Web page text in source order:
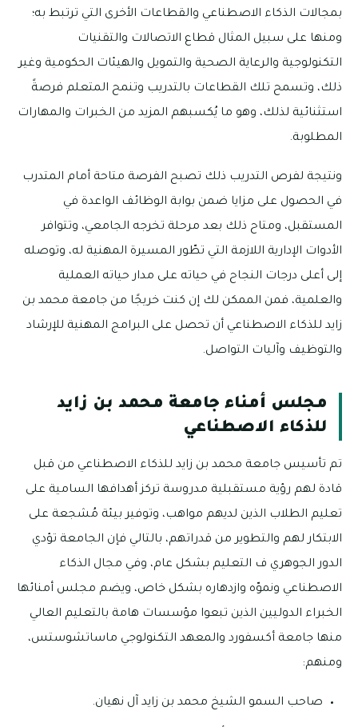
بمجالات الذكاء الاصطناعي والقطاعات الأخرى التي ترتبط به؛
ومنها على سبيل المثال قطاع الاتصالات والتقنيات
التكنولوجية والرعاية الصحية والتمويل والهيئات الحكومية وغير
ذلك، وتسمح تلك القطاعات بالتدريب وتنمح المتعلم فرصةً
استثنائية لذلك، وهو ما يُكسبهم المزيد من الخبرات والمهارات
المطلوبة.
ونتيجة لفرص التدريب ذلك تصبح الفرصة متاحة أمام المتدرب
في الحصول على مزايا ضمن بوابة الوظائف الواعدة في
المستقبل، ومتاح ذلك بعد مرحلة تخرجه الجامعي، وتتوافر
الأدوات الإدارية اللازمة التي تطّور المسيرة المهنية له، وتوصله
إلى أعلى درجات النجاح في حياته على مدار حياته العملية
والعلمية، فمن الممكن لك إن كنت خريجًا من جامعة محمد بن
زايد للذكاء الاصطناعي أن تحصل على البرامج المهنية للإرشاد
والتوظيف وآليات التواصل.
مجلس أمناء جامعة محمد بن زايد
للذكاء الاصطناعي
تم تأسيس جامعة محمد بن زايد للذكاء الاصطناعي من قبل
قادة لهم رؤية مستقبلية مدروسة تركز أهدافها السامية على
تعليم الطلاب الذين لديهم مواهب، وتوفير بيئة مُشجعة على
الابتكار لهم والتطوير من قدراتهم، بالتالي فإن الجامعة تؤدي
الدور الجوهري ف التعليم بشكل عام، وفي مجال الذكاء
الاصطناعي ونموّه وازدهاره بشكل خاص، ويضم مجلس أمنائها
الخبراء الدوليين الذين تبعوا مؤسسات هامة بالتعليم العالي
منها جامعة أكسفورد والمعهد التكنولوجي ماساتشوستس،
ومنهم:
صاحب السمو الشيخ محمد بن زايد آل نهيان.